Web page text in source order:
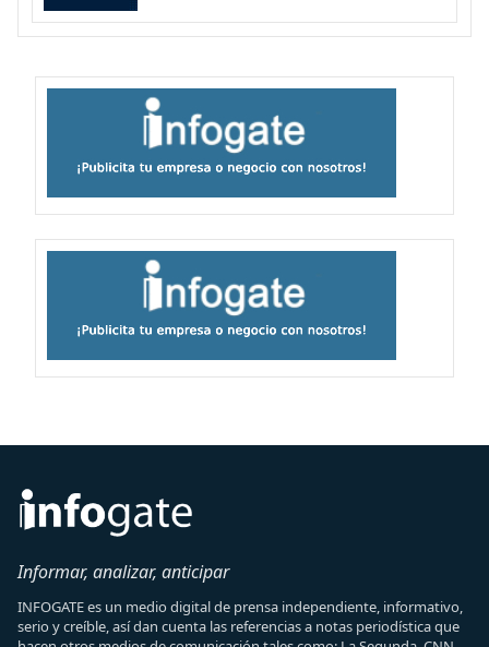
Informar, analizar, anticipar
INFOGATE es un medio digital de prensa independiente, informativo,
serio y creíble, así dan cuenta las referencias a notas periodística que